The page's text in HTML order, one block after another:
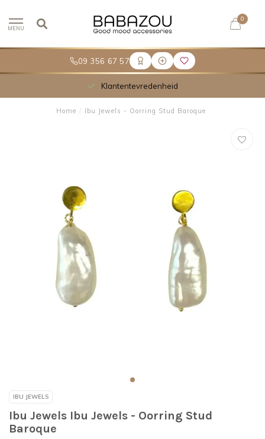
09 356 67 57
MENU
0
Klantentevredenheid
Home / Ibu Jewels - Oorring Stud Baroque
IBU JEWELS
Ibu Jewels Ibu Jewels - Oorring Stud
Baroque